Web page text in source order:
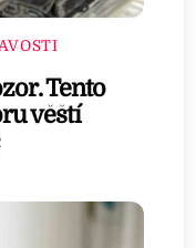
Tento
věští